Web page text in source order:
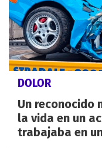
DOLOR
Un reconocido
la vida en un
trabajaba en